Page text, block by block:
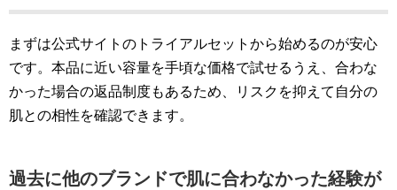
まずは公式サイトのトライアルセットから始めるのが安心
です。本品に近い容量を手頃な価格で試せるうえ、合わな
かった場合の返品制度もあるため、リスクを抑えて自分の
肌との相性を確認できます。
過去に他のブランドで肌に合わなかった経験が